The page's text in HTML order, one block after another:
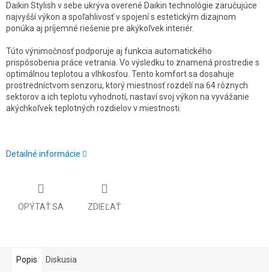
Daikin Stylish v sebe ukrýva overené Daikin technológie zaručujúce
najvyšší výkon a spoľahlivosť v spojení s estetickým dizajnom
ponúka aj príjemné riešenie pre akýkoľvek interiér.
Túto výnimočnosť podporuje aj funkcia automatického
prispôsobenia práce vetrania. Vo výsledku to znamená prostredie s
optimálnou teplotou a vlhkosťou. Tento komfort sa dosahuje
prostredníctvom senzoru, ktorý miestnosť rozdelí na 64 rôznych
sektorov a ich teplotu vyhodnotí, nastaví svoj výkon na vyvážanie
akýchkoľvek teplotných rozdielov v miestnosti.
Detailné informácie
OPÝTAŤ SA ZDIEĽAŤ
Popis Diskusia